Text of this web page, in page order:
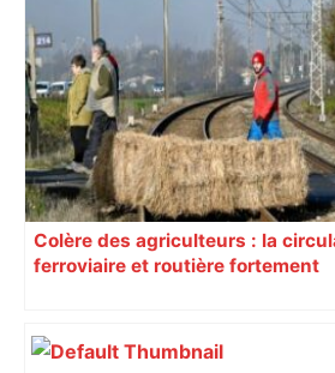
Colère des agriculteurs : la
ferroviaire et routière fortement